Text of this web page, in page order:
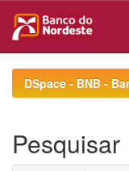
navigationDSpace - BNB -
Pesquisar